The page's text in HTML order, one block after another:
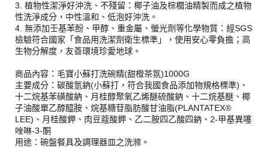
3. 植物性潔淨好沖洗、不殘留：椰子油及棕櫚油精製而成之植物
性洗淨成分，中性溫和、低泡好沖洗。
4. 無添加壬基苯酚、甲醇、重金屬、螢光劑等化學物質：經SGS
檢驗符合國家「食品用洗潔劑衛生標準」，使用安心零負擔；高
生物分解度，友善環境珍愛地球。
商品內容：毛寶小蘇打洗碗精(甜橙茶氛)1000G
主要成分：碳酸氫鈉(小蘇打，符合我國食品添加物規格標準)、
十二烷基苯磺酸鈉、月桂醇聚氧乙烯醚硫酸鈉、十二烷基醚、椰
子油酸單乙醇醯胺、烷基糖苷脂肪酸甘油脂(PLANTATEX®
LEE)、月桂酸鉀、肉豆蔻酸鉀、乙二胺四乙酸四鈉、2-甲基異噻
唑啉-3-酮
用途：碗盤餐具及調理器皿之洗滌。